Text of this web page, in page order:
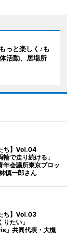
っと楽しく♪も
活動、居場所
ち】Vol.04
輪で走り続ける」
年会議所東京ブロッ
慎一郎さん
ち】Vol.03
りたい」
」共同代表・大槻